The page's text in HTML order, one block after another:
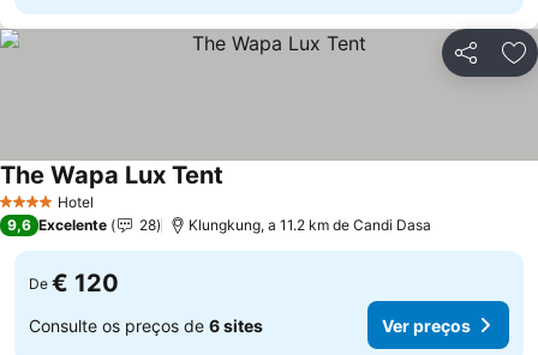
Partilhar
4 EstrelasHotel
The Wapa Lux Tent
9,6 Excelente 28 Klungkung, a 11.2 km de Candi Dasa
De € 120
Consulte os preços de 6 sites Ver preços